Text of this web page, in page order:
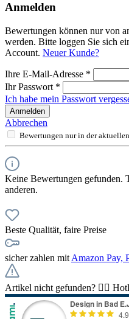
Anmelden
Bewertungen können nur von
werden. Bitte loggen Sie sich
Account. Neuer Kunde?
Ihre E-Mail-Adresse *
Ihr Passwort *
Ich habe mein Passwort
Anmelden
Abbrechen
Bewertungen nur in der aktuellen
Keine Bewertungen gefunden.
anderen.
Beste Qualität, faire Preise
sicher zahlen mit Amazon Pay,
Artikel nicht gefunden? 👉🏻